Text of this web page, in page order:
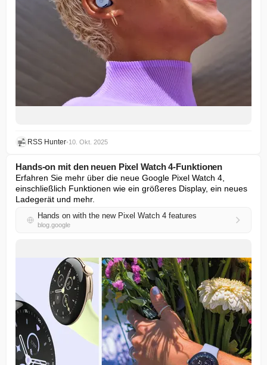
RSS Hunter•10. Okt. 2025
Hands-on mit den neuen Pixel Watch 4-Funktionen
Erfahren Sie mehr über die neue Google Pixel Watch 4,
einschließlich Funktionen wie ein größeres Display, ein neues
Ladegerät und mehr.
Hands on with the new Pixel Watch 4 features
blog.google